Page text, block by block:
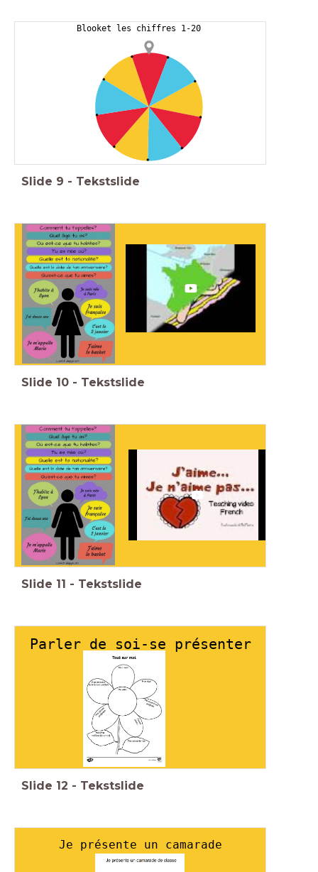
Blooket les chiffres 1-20
Slide 9 - Tekstslide
Slide 10 - Tekstslide
Slide 11 - Tekstslide
Parler de soi-se présenter
Slide 12 - Tekstslide
Je présente un camarade